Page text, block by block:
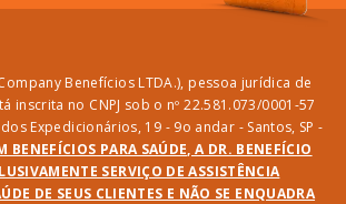
Benefícios LTDA.), pessoa jurídica de
inscrita no CNPJ sob o nº 22.581.073/0001-57
Expedicionários, 19 - 9o andar - Santos, SP -
BENEFÍCIOS PARA SAÚDE, A DR. BENEFÍCIO
SERVIÇO DE ASSISTÊNCIA
DE SEUS CLIENTES E NÃO SE ENQUADRA